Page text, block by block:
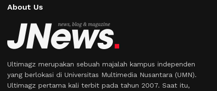
About Us
Ultimagz merupakan sebuah majalah kampus independen
yang berlokasi di Universitas Multimedia Nusantara (UMN).
Ultimagz pertama kali terbit pada tahun 2007. Saat itu,